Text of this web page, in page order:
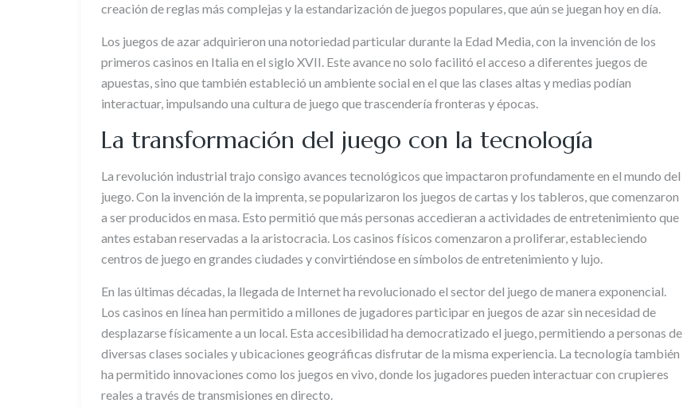
creación de reglas más complejas y la estandarización de juegos populares, que aún se juegan hoy en día.
Los juegos de azar adquirieron una notoriedad particular durante la Edad Media, con la invención de los
primeros casinos en Italia en el siglo XVII. Este avance no solo facilitó el acceso a diferentes juegos de
apuestas, sino que también estableció un ambiente social en el que las clases altas y medias podían
interactuar, impulsando una cultura de juego que trascendería fronteras y épocas.
La transformación del juego con la tecnología
La revolución industrial trajo consigo avances tecnológicos que impactaron profundamente en el mundo del
juego. Con la invención de la imprenta, se popularizaron los juegos de cartas y los tableros, que comenzaron
a ser producidos en masa. Esto permitió que más personas accedieran a actividades de entretenimiento que
antes estaban reservadas a la aristocracia. Los casinos físicos comenzaron a proliferar, estableciendo
centros de juego en grandes ciudades y convirtiéndose en símbolos de entretenimiento y lujo.
En las últimas décadas, la llegada de Internet ha revolucionado el sector del juego de manera exponencial.
Los casinos en línea han permitido a millones de jugadores participar en juegos de azar sin necesidad de
desplazarse físicamente a un local. Esta accesibilidad ha democratizado el juego, permitiendo a personas de
diversas clases sociales y ubicaciones geográficas disfrutar de la misma experiencia. La tecnología también
ha permitido innovaciones como los juegos en vivo, donde los jugadores pueden interactuar con crupieres
reales a través de transmisiones en directo.